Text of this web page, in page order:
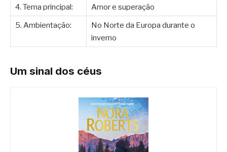
4. Tema principal:
Amor e superação
5. Ambientação:
No Norte da Europa durante o
inverno
Um sinal dos céus